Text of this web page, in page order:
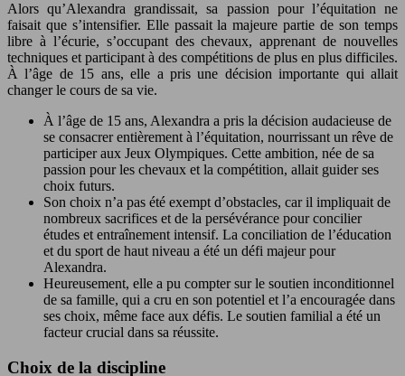
Alors qu’Alexandra grandissait, sa passion pour l’équitation ne
faisait que s’intensifier. Elle passait la majeure partie de son temps
libre à l’écurie, s’occupant des chevaux, apprenant de nouvelles
techniques et participant à des compétitions de plus en plus difficiles.
À l’âge de 15 ans, elle a pris une décision importante qui allait
changer le cours de sa vie.
À l’âge de 15 ans, Alexandra a pris la décision audacieuse de
se consacrer entièrement à l’équitation, nourrissant un rêve de
participer aux Jeux Olympiques. Cette ambition, née de sa
passion pour les chevaux et la compétition, allait guider ses
choix futurs.
Son choix n’a pas été exempt d’obstacles, car il impliquait de
nombreux sacrifices et de la persévérance pour concilier
études et entraînement intensif. La conciliation de l’éducation
et du sport de haut niveau a été un défi majeur pour
Alexandra.
Heureusement, elle a pu compter sur le soutien inconditionnel
de sa famille, qui a cru en son potentiel et l’a encouragée dans
ses choix, même face aux défis. Le soutien familial a été un
facteur crucial dans sa réussite.
Choix de la discipline